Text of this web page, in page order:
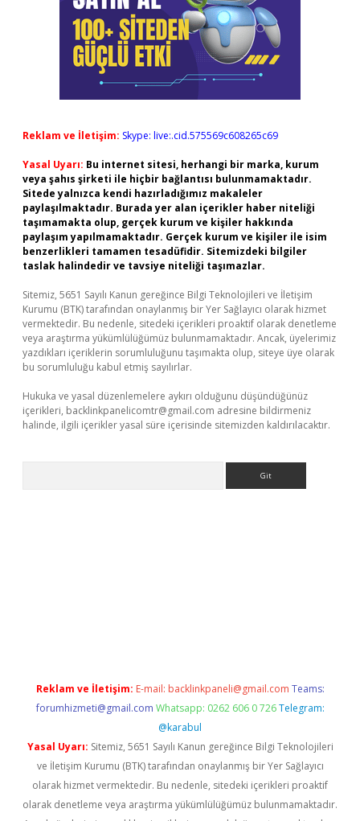
Reklam ve İletişim: Skype: live:.cid.575569c608265c69
Yasal Uyarı: Bu internet sitesi, herhangi bir marka, kurum
veya şahıs şirketi ile hiçbir bağlantısı bulunmamaktadır.
Sitede yalnızca kendi hazırladığımız makaleler
paylaşılmaktadır. Burada yer alan içerikler haber niteliği
taşımamakta olup, gerçek kurum ve kişiler hakkında
paylaşım yapılmamaktadır. Gerçek kurum ve kişiler ile isim
benzerlikleri tamamen tesadüfidir. Sitemizdeki bilgiler
taslak halindedir ve tavsiye niteliği taşımazlar.
Sitemiz, 5651 Sayılı Kanun gereğince Bilgi Teknolojileri ve İletişim
Kurumu (BTK) tarafından onaylanmış bir Yer Sağlayıcı olarak hizmet
vermektedir. Bu nedenle, sitedeki içerikleri proaktif olarak denetleme
veya araştırma yükümlülüğümüz bulunmamaktadır. Ancak, üyelerimiz
yazdıkları içeriklerin sorumluluğunu taşımakta olup, siteye üye olarak
bu sorumluluğu kabul etmiş sayılırlar.
Hukuka ve yasal düzenlemelere aykırı olduğunu düşündüğünüz
içerikleri, backlinkpanelicomtr@gmail.com adresine bildirmeniz
halinde, ilgili içerikler yasal süre içerisinde sitemizden kaldırılacaktır.
Reklam ve İletişim: E-mail: backlinkpaneli@gmail.com Teams:
forumhizmeti@gmail.com Whatsapp: 0262 606 0 726 Telegram:
@karabul
Yasal Uyarı: Sitemiz, 5651 Sayılı Kanun gereğince Bilgi Teknolojileri
ve İletişim Kurumu (BTK) tarafından onaylanmış bir Yer Sağlayıcı
olarak hizmet vermektedir. Bu nedenle, sitedeki içerikleri proaktif
olarak denetleme veya araştırma yükümlülüğümüz bulunmamaktadır.